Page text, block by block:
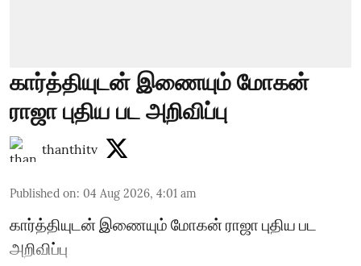
கார்த்தியுடன் இணையும் மோகன்
ராஜா புதிய பட அறிவிப்பு
thanthitv
Published on: 04 Aug 2026, 4:01 am
கார்த்தியுடன் இணையும் மோகன் ராஜா புதிய பட
அறிவிப்பு